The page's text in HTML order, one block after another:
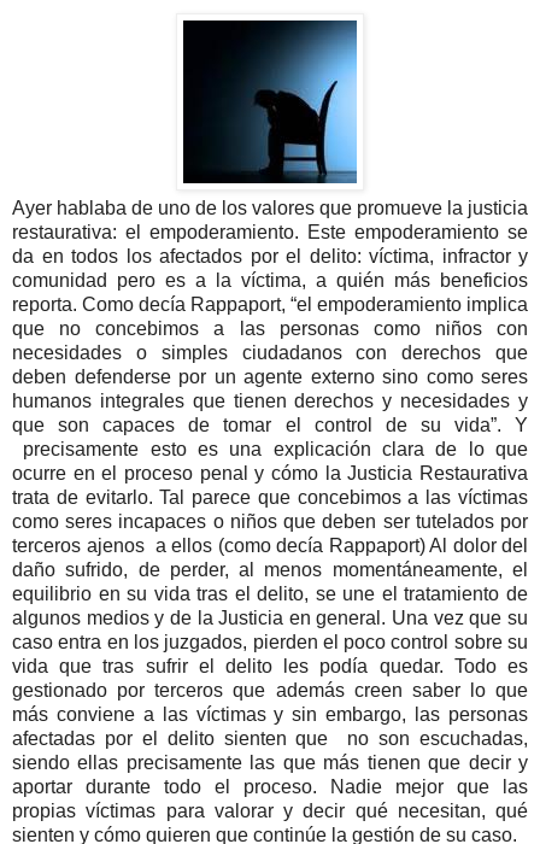
Ayer hablaba de uno de los valores que promueve la justicia
restaurativa: el empoderamiento. Este empoderamiento se
da en todos los afectados por el delito: víctima, infractor y
comunidad pero es a la víctima, a quién más beneficios
reporta. Como decía Rappaport, “el empoderamiento implica
que no concebimos a las personas como niños con
necesidades o simples ciudadanos con derechos que
deben defenderse por un agente externo sino como seres
humanos integrales que tienen derechos y necesidades y
que son capaces de tomar el control de su vida”. Y
precisamente esto es una explicación clara de lo que
ocurre en el proceso penal y cómo la Justicia Restaurativa
trata de evitarlo.Tal parece que concebimos a las víctimas
como seres incapaces o niños que deben ser tutelados por
terceros ajenos a ellos (como decía Rappaport) Al dolor del
daño sufrido, de perder, al menos momentáneamente, el
equilibrio en su vida tras el delito, se une el tratamiento de
algunos medios y de la Justicia en general. Una vez que su
caso entra en los juzgados, pierden el poco control sobre su
vida que tras sufrir el delito les podía quedar. Todo es
gestionado por terceros que además creen saber lo que
más conviene a las víctimas y sin embargo, las personas
afectadas por el delito sienten que no son escuchadas,
siendo ellas precisamente las que más tienen que decir y
aportar durante todo el proceso. Nadie mejor que las
propias víctimas para valorar y decir qué necesitan, qué
sienten y cómo quieren que continúe la gestión de su caso.